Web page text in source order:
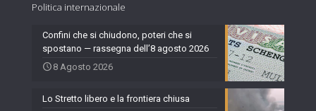
Politica internazionale
Confini che si chiudono, poteri che si
spostano — rassegna dell’8 agosto 2026
8 Agosto 2026
Lo Stretto libero e la frontiera chiusa